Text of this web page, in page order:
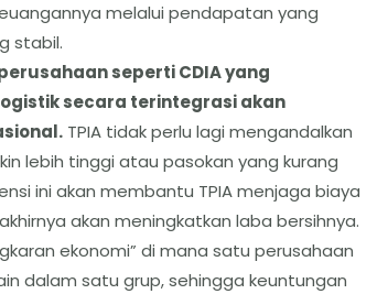
melalui pendapatan yang
stabil.
seperti CDIA yang
secara terintegrasi akan
TPIA tidak perlu lagi mengandalkan
lebih tinggi atau pasokan yang kurang
ini akan membantu TPIA menjaga biaya
akan meningkatkan laba bersihnya.
ekonomi” di mana satu perusahaan
dalam satu grup, sehingga keuntungan